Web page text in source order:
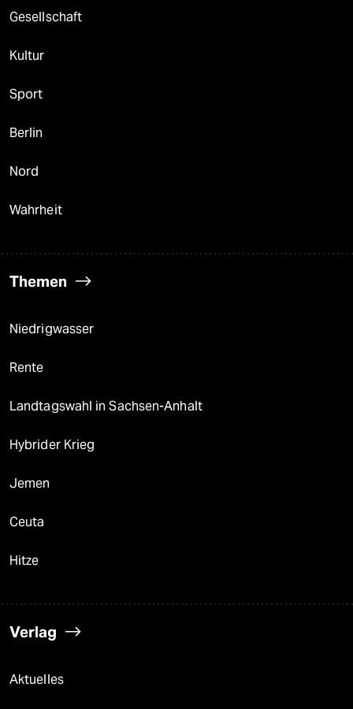
Gesellschaft
Kultur
Sport
Berlin
Nord
Wahrheit
Themen
Niedrigwasser
Rente
Landtagswahl in Sachsen-Anhalt
Hybrider Krieg
Jemen
Ceuta
Hitze
Verlag
Aktuelles